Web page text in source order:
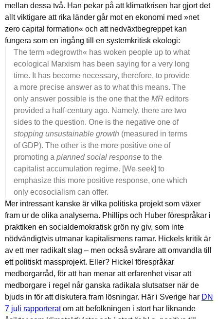
mellan dessa två. Han pekar på att klimatkrisen har gjort det
allt viktigare att rika länder går mot en ekonomi med »net
zero capital formation« och att nedväxtbegreppet kan
fungera som en ingång till en systemkritisk ekologi:
The term »degrowth« has woken people up to what
ecological Marxism has been saying for a very long
time. It has become necessary, therefore, to provide
a more precise answer as to what this means. The
only answer possible is the one that the MR editors
provided a half-century ago. Namely, there are two
sides to the question. One is the negative one of
stopping unsustainable growth (measured in terms
of GDP). The other is the more positive one of
promoting a planned social response to the
capitalist accumulation regime. [We seek] to
emphasize this more positive response, one which
only ecosocialism can offer.
Mer intressant kanske är vilka politiska projekt som växer
fram ur de olika analyserna. Phillips och Huber förespråkar i
praktiken en socialdemokratisk grön ny giv, som inte
nödvändigtvis utmanar kapitalismens ramar. Hickels kritik är
av ett mer radikalt slag – men också svårare att omvandla till
ett politiskt massprojekt. Eller? Hickel förespråkar
medborgarråd, för att han menar att erfarenhet visar att
medborgare i regel når ganska radikala slutsatser när de
bjuds in för att diskutera fram lösningar. Här i Sverige har DN
7 juli rapporteratom att befolkningen i stort har liknande